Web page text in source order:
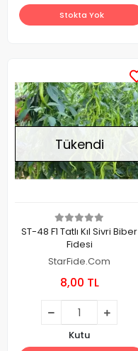
Stokta Yok
Tükendi
ST-48 F1 Tatlı Kıl Sivri Biber
Fidesi
StarFide.Com
8,00 TL
Kutu